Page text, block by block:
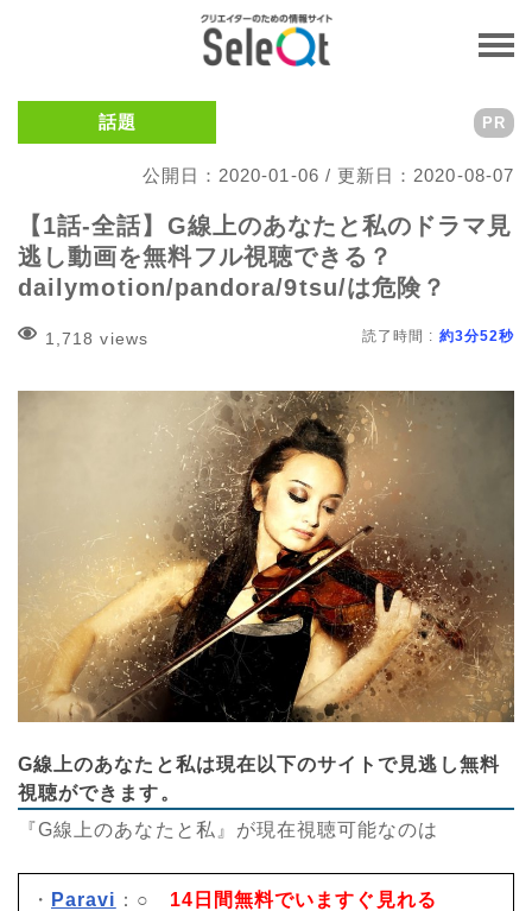
話題
公開日：2020-01-06 / 更新日：2020-08-07
PR
【1話-全話】G線上のあなたと私のドラマ見
逃し動画を無料フル視聴できる？
dailymotion/pandora/9tsu/は危険？
1,718 views 読了時間 : 約3分52秒
G線上のあなたと私は現在以下のサイトで見逃し無料
視聴ができます。
『G線上のあなたと私』が現在視聴可能なのは
・ Paravi ：○ 14日間無料でいますぐ見れる